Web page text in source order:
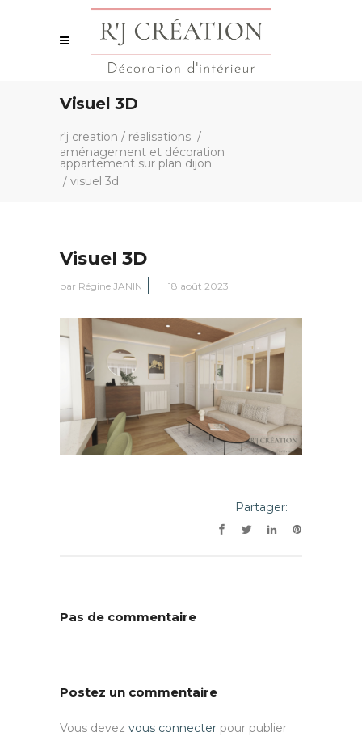
Visuel 3D
r'j creation / réalisations /
aménagement et décoration
appartement sur plan dijon
/ visuel 3d
Visuel 3D
par Régine JANIN 18 août 2023
Partager:
Pas de commentaire
Postez un commentaire
Vous devez vous connecter pour publier